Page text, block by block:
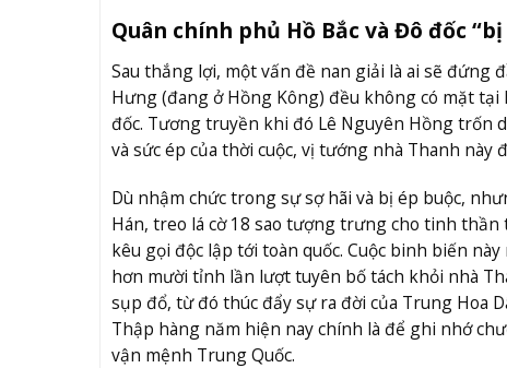
Quân chính phủ Hồ Bắc và Đô đốc
Sau thắng lợi, một vấn đề nan giải là ai sẽ đứng
Hưng (đang ở Hồng Kông) đều không có mặt
đốc. Tương truyền khi đó Lê Nguyên Hồng trốn
và sức ép của thời cuộc, vị tướng nhà Thanh
Dù nhậm chức trong sự sợ hãi và bị ép buộc,
Hán, treo lá cờ 18 sao tượng trưng cho tinh
kêu gọi độc lập tới toàn quốc. Cuộc binh biến
hơn mười tỉnh lần lượt tuyên bố tách khỏi nhà
sụp đổ, từ đó thúc đẩy sự ra đời của Trung Hoa
Thập hàng năm hiện nay chính là để ghi nhớ
vận mệnh Trung Quốc.